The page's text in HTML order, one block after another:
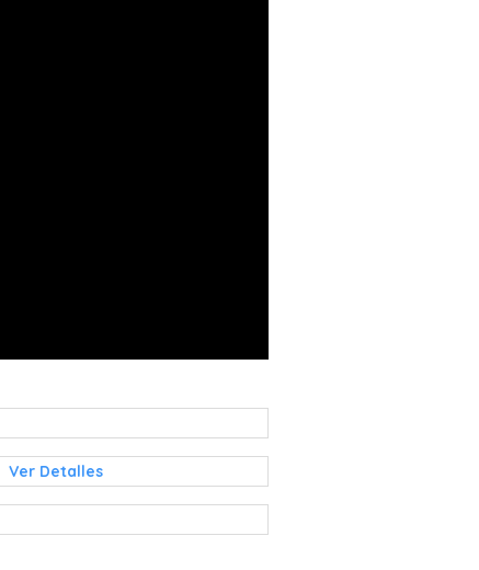
Ver Detalles